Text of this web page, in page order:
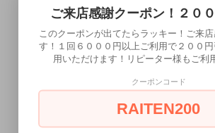
ィターボ 神(シン)）は18歳未満の
ご来店感謝クーポン！２０
このクーポンが出てたらラッキー！ご来
す！１回６０００円以上ご利用で２００
用いただけます！リピーター様もご利
クーポンコード
RAITEN200